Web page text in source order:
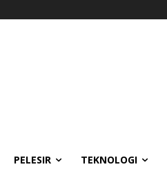
PELESIR TEKNOLOGI